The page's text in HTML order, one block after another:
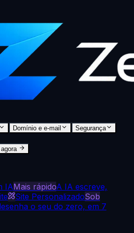
Domínio e e-mail Segurança
IAMais rápidoA IA escreve,
Site PersonalizadoSob
o seu do zero, em 7